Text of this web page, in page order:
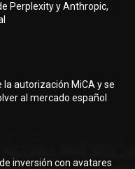
Perplexity y Anthropic,
la autorización MiCA y se
al mercado español
inversión con avatares